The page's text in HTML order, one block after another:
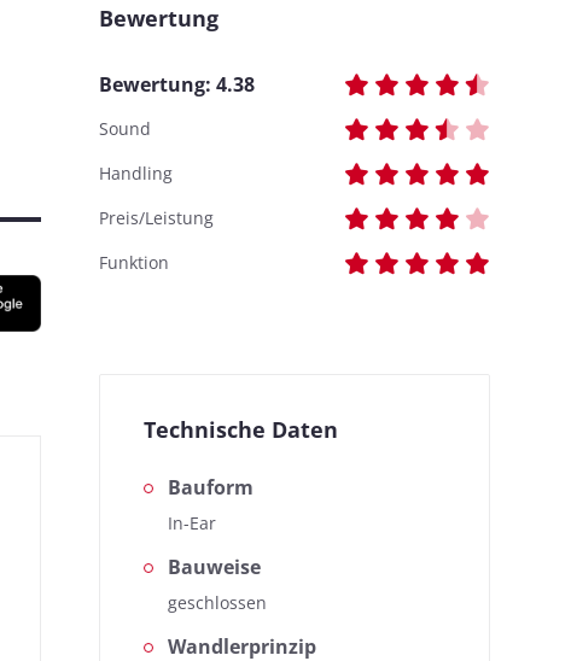
Bewertung
Bewertung: 4.38
Sound
Handling
Preis/Leistung
Funktion
Technische Daten
Bauform
In-Ear
Bauweise
geschlossen
Wandlerprinzip